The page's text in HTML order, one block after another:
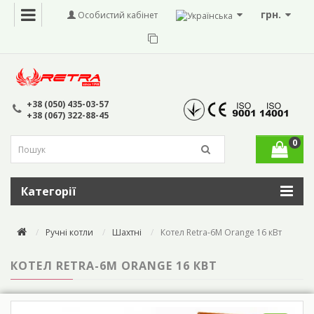
грн.
Особистий кабінет
+38 (050) 435-03-57
+38 (067) 322-88-45
0
Категорії
Ручні котли Шахтні Котел Retra-6M Orange 16 кВт
КОТЕЛ RETRA-6M ORANGE 16 КВТ